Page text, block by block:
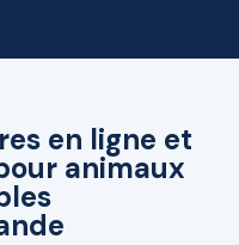
en ligne et
animaux